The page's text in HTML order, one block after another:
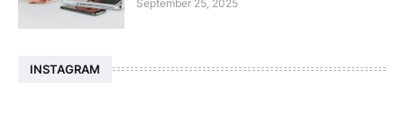
September 25, 2025
INSTAGRAM